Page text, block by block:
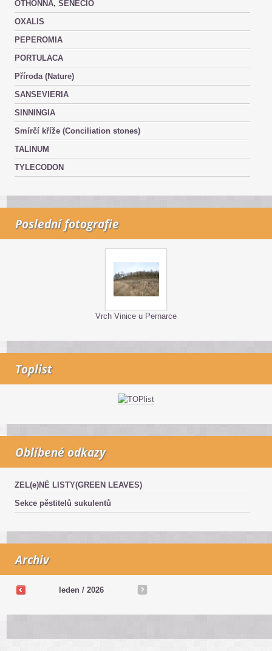
OTHONNA, SENECIO
OXALIS
PEPEROMIA
PORTULACA
Příroda (Nature)
SANSEVIERIA
SINNINGIA
Smírčí kříže (Conciliation stones)
TALINUM
TYLECODON
Poslední fotografie
Vrch Vinice u Pernarce
Toplist
Oblíbené odkazy
ZEL(e)NÉ LISTY(GREEN LEAVES)
Sekce pěstitelů sukulentů
Archiv
leden / 2026